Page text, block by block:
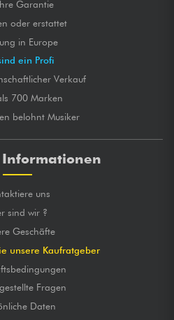
Garantie
oder erstattet
in Europe
ein Profi
Verkauf
700 Marken
belohnt Musiker
uns
sind wir ?
Geschäfte
unsere Kaufratgeber
Fragen
Daten